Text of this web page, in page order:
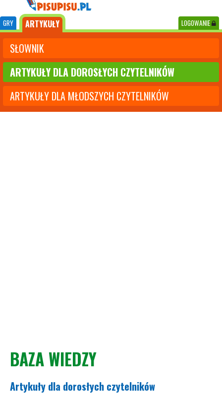
GRY ARTYKUŁY LOGOWANIE
SŁOWNIK
ARTYKUŁY DLA DOROSŁYCH CZYTELNIKÓW
ARTYKUŁY DLA MŁODSZYCH CZYTELNIKÓW
BAZA WIEDZY
Artykuły dla dorosłych czytelników